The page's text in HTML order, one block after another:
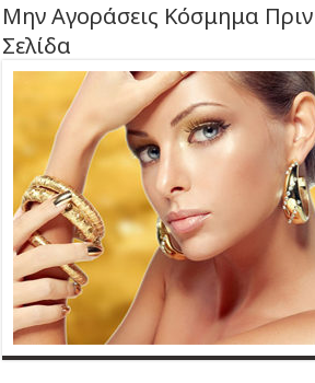
Μην Αγοράσεις Κόσμημα
Σελίδα